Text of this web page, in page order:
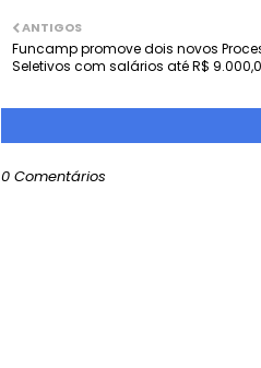
ANTIGOS
Funcamp promove dois novos
Seletivos com salários até R$
0 Comentários